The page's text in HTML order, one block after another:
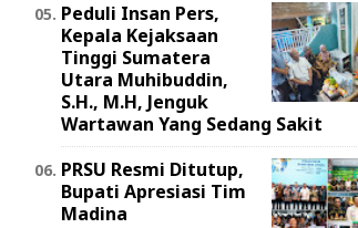
Peduli Insan Pers,
Kepala Kejaksaan
Tinggi Sumatera
Utara Muhibuddin,
S.H., M.H, Jenguk
Wartawan Yang Sedang Sakit
PRSU Resmi Ditutup,
Bupati Apresiasi Tim
Madina